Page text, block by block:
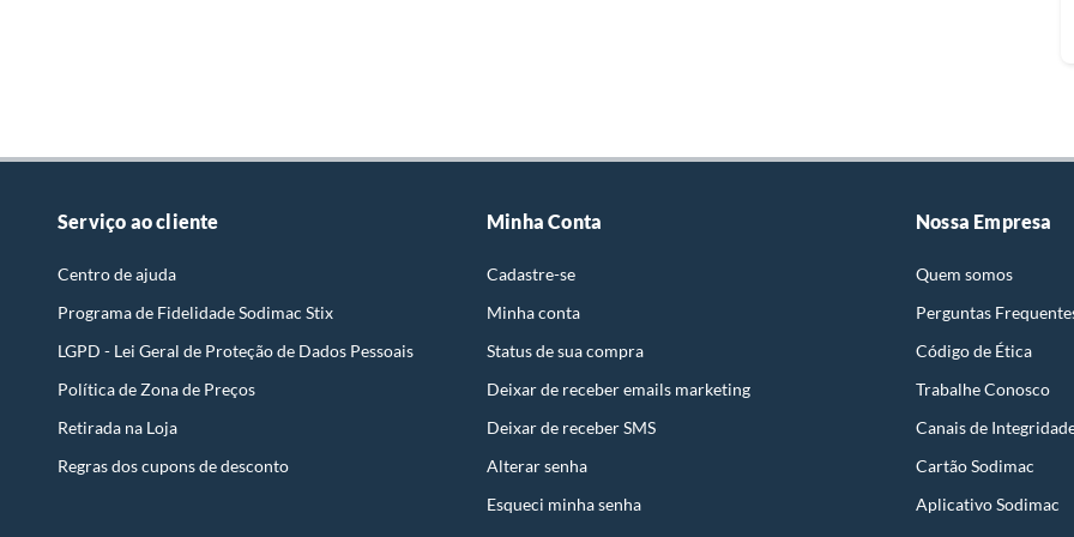
Serviço ao cliente
Centro de ajuda
Programa de Fidelidade Sodimac Stix
LGPD - Lei Geral de Proteção de Dados Pessoais
Política de Zona de Preços
Retirada na Loja
Regras dos cupons de desconto
Minha Conta
Cadastre-se
Minha conta
Status de sua compra
Deixar de receber emails marketing
Deixar de receber SMS
Alterar senha
Esqueci minha senha
Nossa Empresa
Quem somos
Perguntas
Código de Ética
Trabalhe Conosco
Canais de
Cartão Sodimac
Aplicativo Sodimac